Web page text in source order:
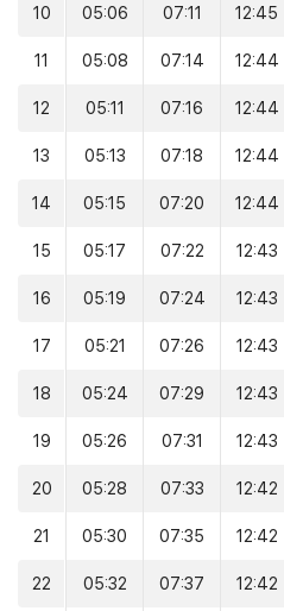
10 05:06 07:11 12:45
11 05:08 07:14 12:44
12 05:11 07:16 12:44
13 05:13 07:18 12:44
14 05:15 07:20 12:44
15 05:17 07:22 12:43
16 05:19 07:24 12:43
17 05:21 07:26 12:43
18 05:24 07:29 12:43
19 05:26 07:31 12:43
20 05:28 07:33 12:42
21 05:30 07:35 12:42
22 05:32 07:37 12:42